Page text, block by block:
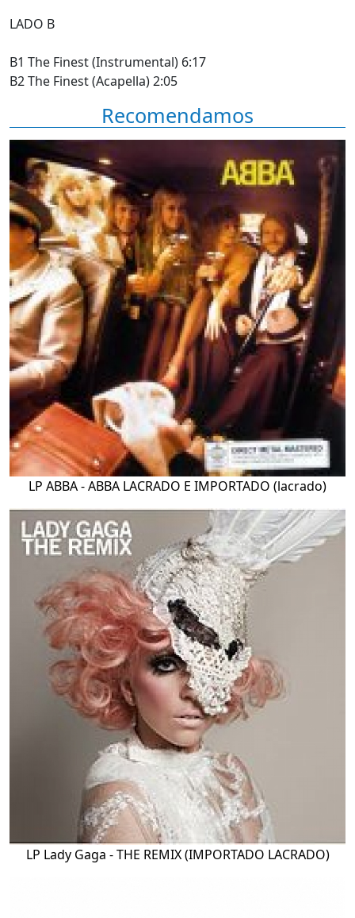
LADO B
B1 The Finest (Instrumental) 6:17
B2 The Finest (Acapella) 2:05
Recomendamos
LP ABBA - ABBA LACRADO E IMPORTADO (lacrado)
LP Lady Gaga - THE REMIX (IMPORTADO LACRADO)